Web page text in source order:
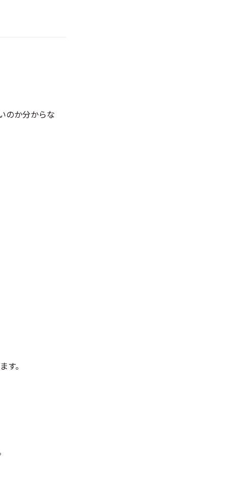
のか分からな
。